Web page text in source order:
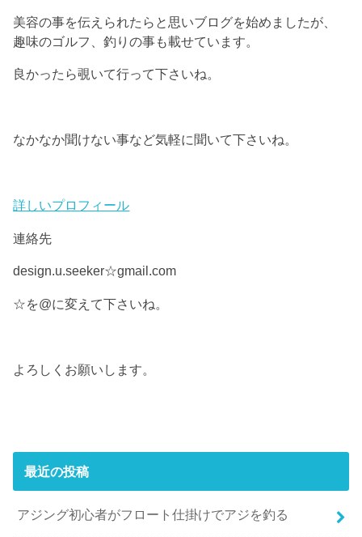
美容の事を伝えられたらと思いブログを始めましたが、
趣味のゴルフ、釣りの事も載せています。
良かったら覗いて行って下さいね。
なかなか聞けない事など気軽に聞いて下さいね。
詳しいプロフィール
連絡先
design.u.seeker☆gmail.com
☆を@に変えて下さいね。
よろしくお願いします。
最近の投稿
アジング初心者がフロート仕掛けでアジを釣る